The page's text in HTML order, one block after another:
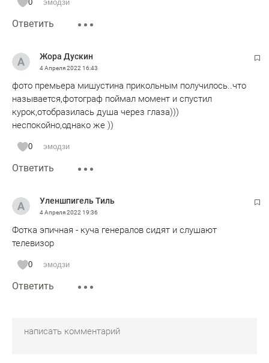
0 эмодзи
Ответить
Жора Дускин
4 Апреля 202216:43
фото премьера мишустина прикольным получилось..что
называется,фотограф поймал момент и спустил
курок,отобразилась душа через глаза)))
неспокойно,однако же ))
0 эмодзи
Ответить
Уленшпигель Тиль
4 Апреля 202219:36
Фотка эпичная - куча генералов сидят и слушают
телевизор
0 эмодзи
Ответить